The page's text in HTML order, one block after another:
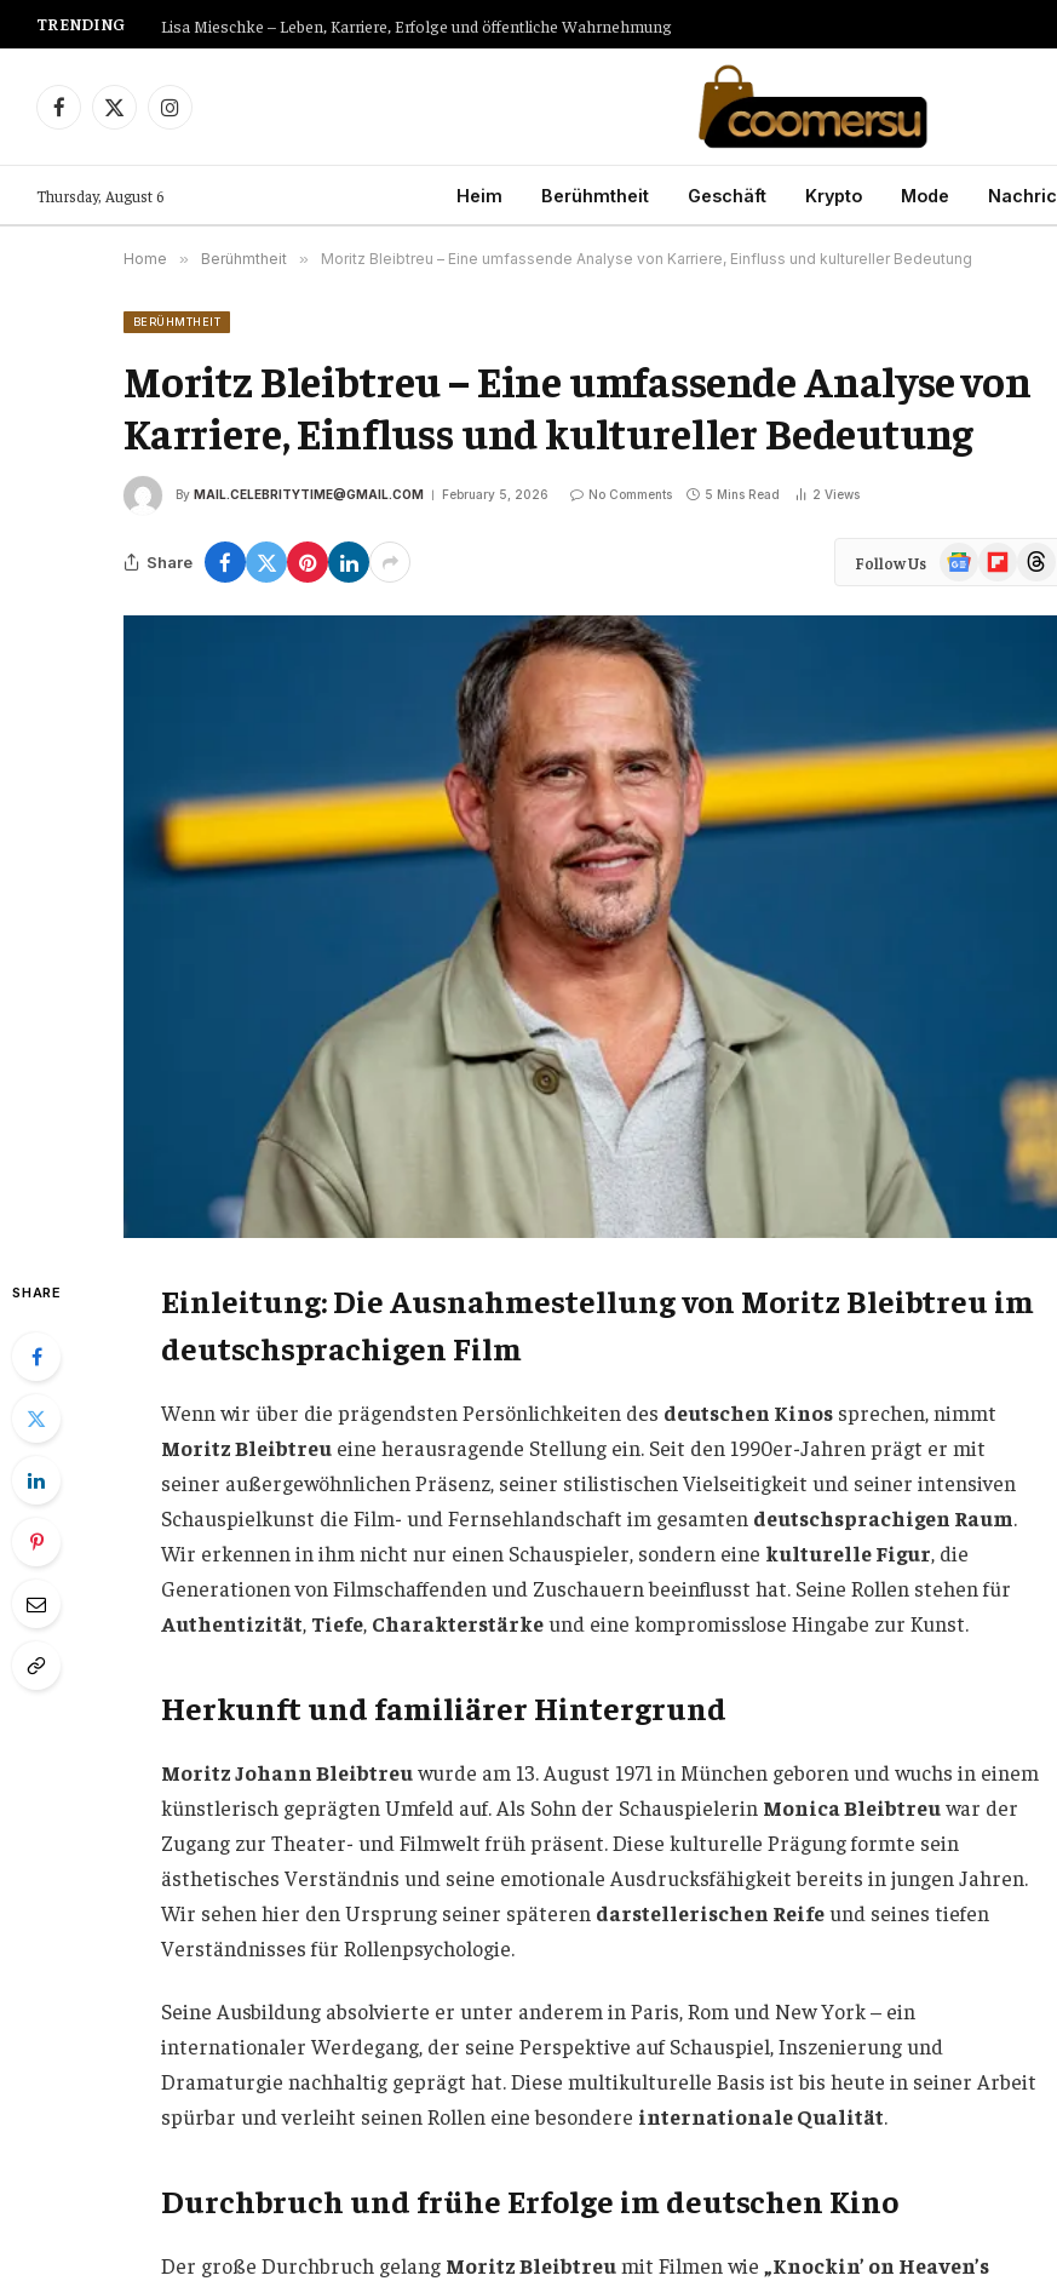
TRENDING Lisa Mieschke – Leben, Karriere, Erfolge und öffentliche Wahrnehmung
Facebook
X
Instagram
Thursday, August 6 Heim Berühmtheit Geschäft Krypto Mode
Home » Berühmtheit » Moritz Bleibtreu – Eine umfassende Analyse von Karriere, Einfluss und kultureller Bedeutung
BERÜHMTHEIT
Moritz Bleibtreu – Eine umfassende Analyse von
Karriere, Einfluss und kultureller Bedeutung
By MAIL.CELEBRITYTIME@GMAIL.COM February 5, 2026 No Comments 5 Mins Read 2 Views
Share Follow Us
Google
News
Flipboard
SHARE
Einleitung: Die Ausnahmestellung von Moritz Bleibtreu im
deutschsprachigen Film
Wenn wir über die prägendsten Persönlichkeiten des deutschen Kinossprechen, nimmt
Moritz Bleibtreueine herausragende Stellung ein. Seit den 1990er-Jahren prägt er mit
seiner außergewöhnlichen Präsenz, seiner stilistischen Vielseitigkeit und seiner intensiven
Schauspielkunst die Film- und Fernsehlandschaft im gesamten deutschsprachigen Raum.
Wir erkennen in ihm nicht nur einen Schauspieler, sondern eine kulturelle Figur, die
Generationen von Filmschaffenden und Zuschauern beeinflusst hat. Seine Rollen stehen für
Authentizität, Tiefe, Charakterstärkeund eine kompromisslose Hingabe zur Kunst.
Herkunft und familiärer Hintergrund
Moritz Johann Bleibtreuwurde am 13. August 1971 in München geboren und wuchs in einem
künstlerisch geprägten Umfeld auf. Als Sohn der Schauspielerin Monica Bleibtreuwar der
Zugang zur Theater- und Filmwelt früh präsent. Diese kulturelle Prägung formte sein
ästhetisches Verständnis und seine emotionale Ausdrucksfähigkeit bereits in jungen Jahren.
Wir sehen hier den Ursprung seiner späteren darstellerischen Reifeund seines tiefen
Verständnisses für Rollenpsychologie.
Seine Ausbildung absolvierte er unter anderem in Paris, Rom und New York – ein
internationaler Werdegang, der seine Perspektive auf Schauspiel, Inszenierung und
Dramaturgie nachhaltig geprägt hat. Diese multikulturelle Basis ist bis heute in seiner Arbeit
spürbar und verleiht seinen Rollen eine besondere internationale Qualität.
Durchbruch und frühe Erfolge im deutschen Kino
Der große Durchbruch gelang Moritz Bleibtreumit Filmen wie „Knockin’ on Heaven’s